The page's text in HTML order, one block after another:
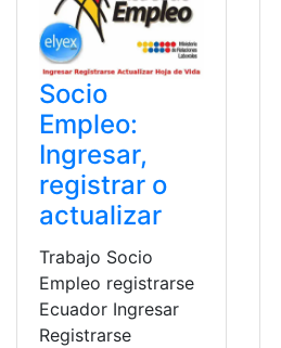
Socio
Empleo:
Ingresar,
registrar o
actualizar
Trabajo Socio
Empleo registrarse
Ecuador Ingresar
Registrarse